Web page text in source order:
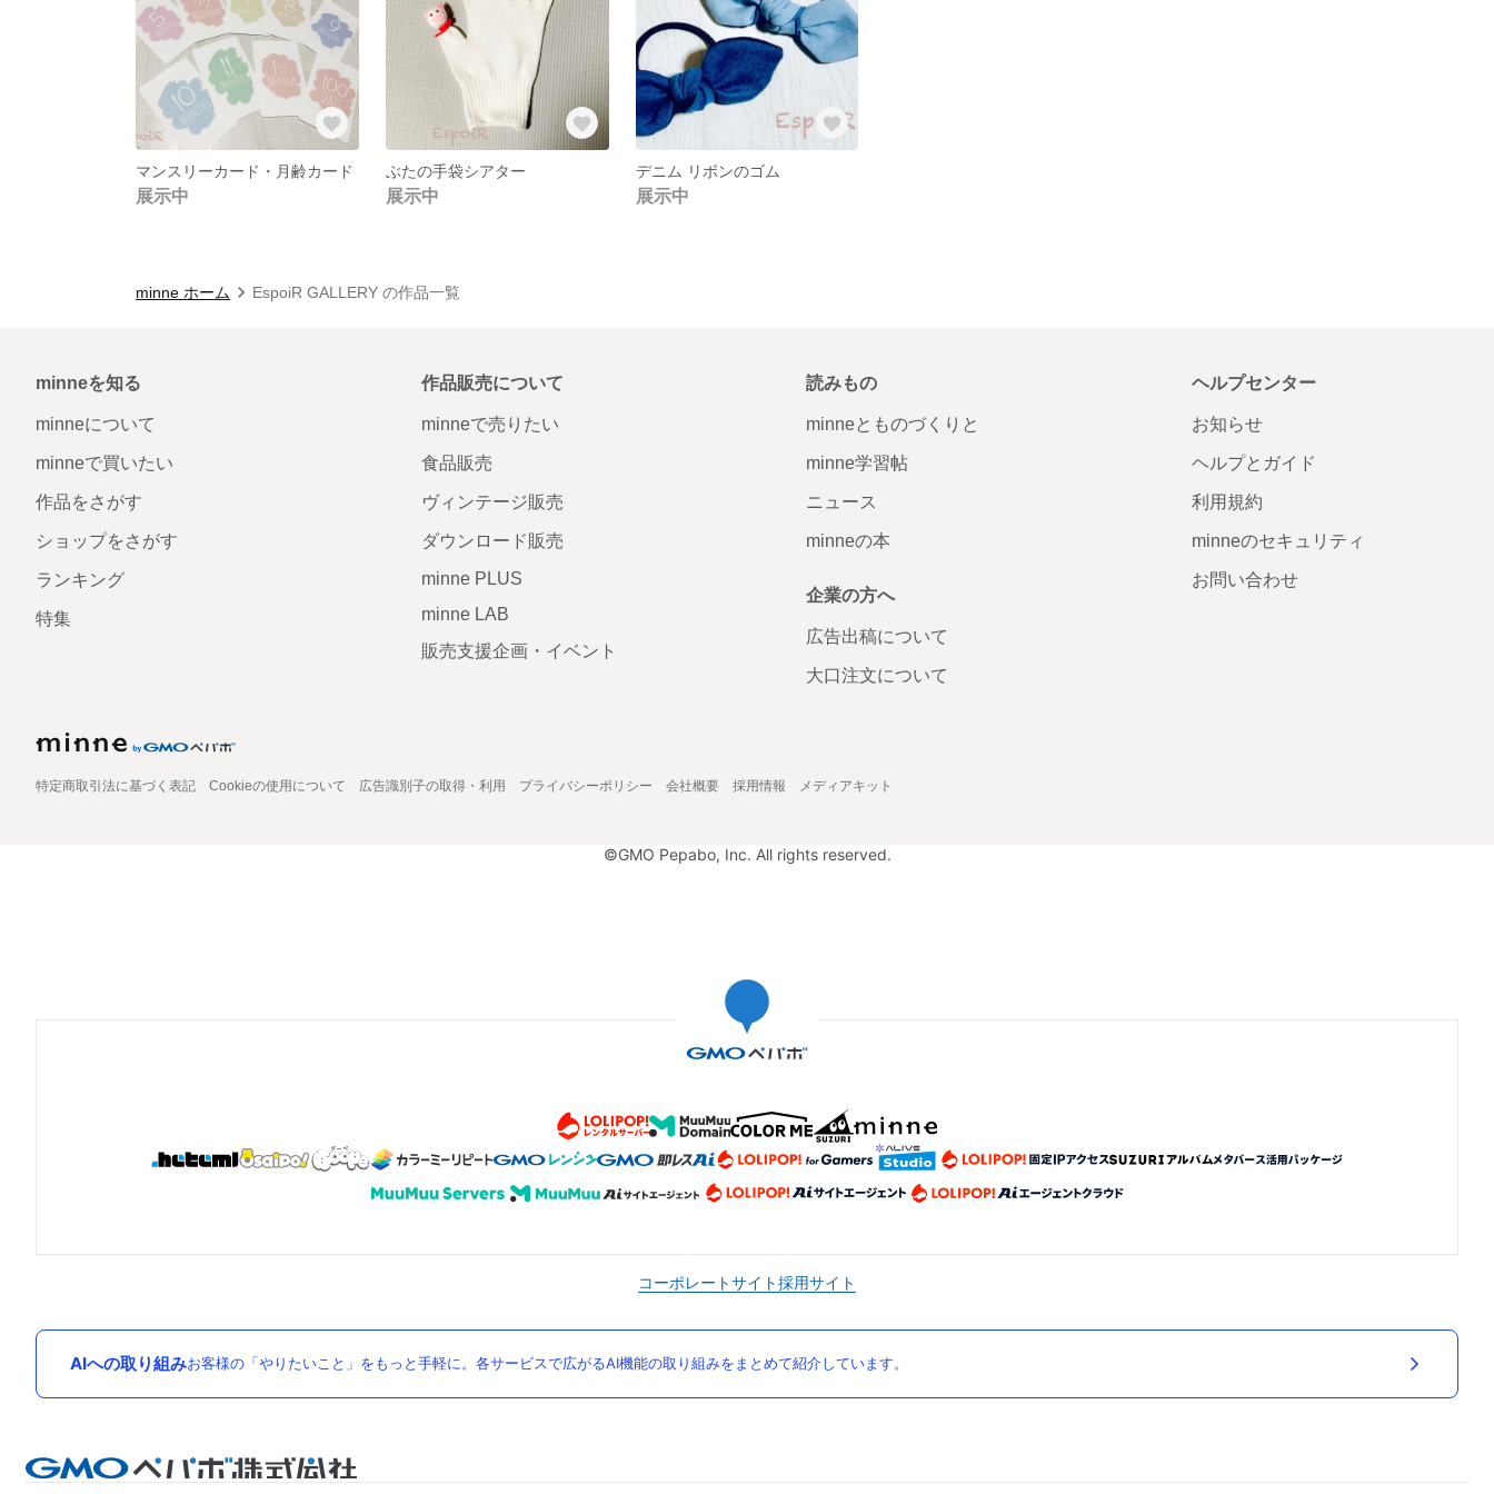
マンスリーカード・月齢カード
展示中
ぶたの手袋シアター
展示中
デニム リボンのゴム
展示中
minne ホーム EspoiR GALLERY の作品一覧
minneを知る
minneについて
minneで買いたい
作品をさがす
ショップをさがす
ランキング
特集
作品販売について
minneで売りたい
食品販売
ヴィンテージ販売
ダウンロード販売
minne PLUS
minne LAB
販売支援企画・イベント
読みもの
minneとものづくりと
minne学習帖
ニュース
minneの本
企業の方へ
広告出稿について
大口注文について
ヘルプセンター
お知らせ
ヘルプとガイド
利用規約
minneのセキュリティ
お問い合わせ
特定商取引法に基づく表記 Cookieの使用について 広告識別子の取得・利用 プライバシーポリシー 会社概要 採用情報 メディアキット
©GMO Pepabo, Inc. All rights reserved.
コーポレートサイト採用サイト
AIへの取り組みお客様の「やりたいこと」をもっと手軽に。各サービスで広がるAI機能の取り組みをまとめて紹介しています。